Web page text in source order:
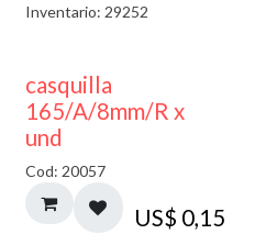
Inventario: 29252
casquilla
165/A/8mm/R x
und
Cod: 20057
US$ 0,15